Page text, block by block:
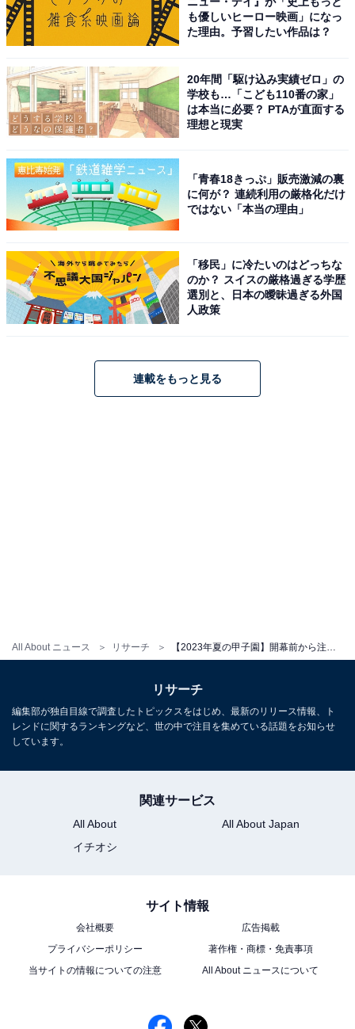
All About ニュース リサーチ
心に、オールジャンルで執筆中のライター。時々、店舗
取材などのリポート記事も担当。All AboutおよびAll
About ニュースでのライター歴は5年。
こちらもおすすめ
も優しいヒーロー映画」になっ
た理由。予習したい作品は？
20年間「駆け込み実績ゼロ」の
学校も…「こども110番の家」
は本当に必要？ PTAが直面する
理想と現実
「青春18きっぷ」販売激減の裏
に何が？ 連続利用の厳格化だけ
ではない「本当の理由」
「移民」に冷たいのはどっちな
のか？ スイスの厳格過ぎる学歴
選別と、日本の曖昧過ぎる外国
人政策
連載をもっと見る
リサーチ
編集部が独自目線で調査したトピックスをはじめ、最新のリリース情報、ト
レンドに関するランキングなど、世の中で注目を集めている話題をお知らせ
しています。
関連サービス
All About
All About Japan
イチオシ
サイト情報
会社概要
広告掲載
プライバシーポリシー
著作権・商標・免責事項
当サイトの情報についての注意
All About ニュースについて